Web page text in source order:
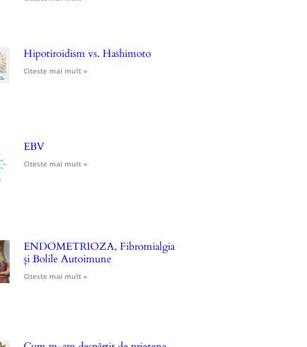
Hipotiroidism vs. Hashimoto
Citeste mai mult »
EBV
Citeste mai mult »
ENDOMETRIOZA, Fibromialgia
și Bolile Autoimune
Citeste mai mult »